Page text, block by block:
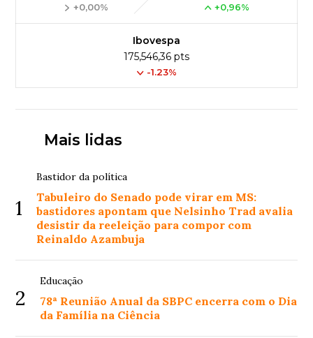
+0,00% +0,96%
Ibovespa
175,546,36 pts
-1.23%
Mais lidas
1
Bastidor da política
Tabuleiro do Senado pode virar em MS:
bastidores apontam que Nelsinho Trad avalia
desistir da reeleição para compor com
Reinaldo Azambuja
2
Educação
78ª Reunião Anual da SBPC encerra com o Dia
da Família na Ciência